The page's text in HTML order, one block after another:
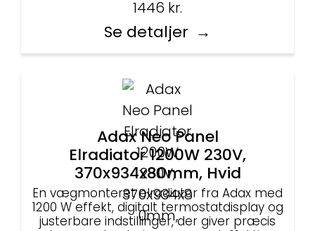
1446 kr.
Se detaljer
Adax Neo Panel
Elradiator 1200W 230V,
370x934x80mm, Hvid
En vægmonteret elradiator fra Adax med
1200 W effekt, digitalt termostatdisplay og
justerbare indstillinger, der giver præcis